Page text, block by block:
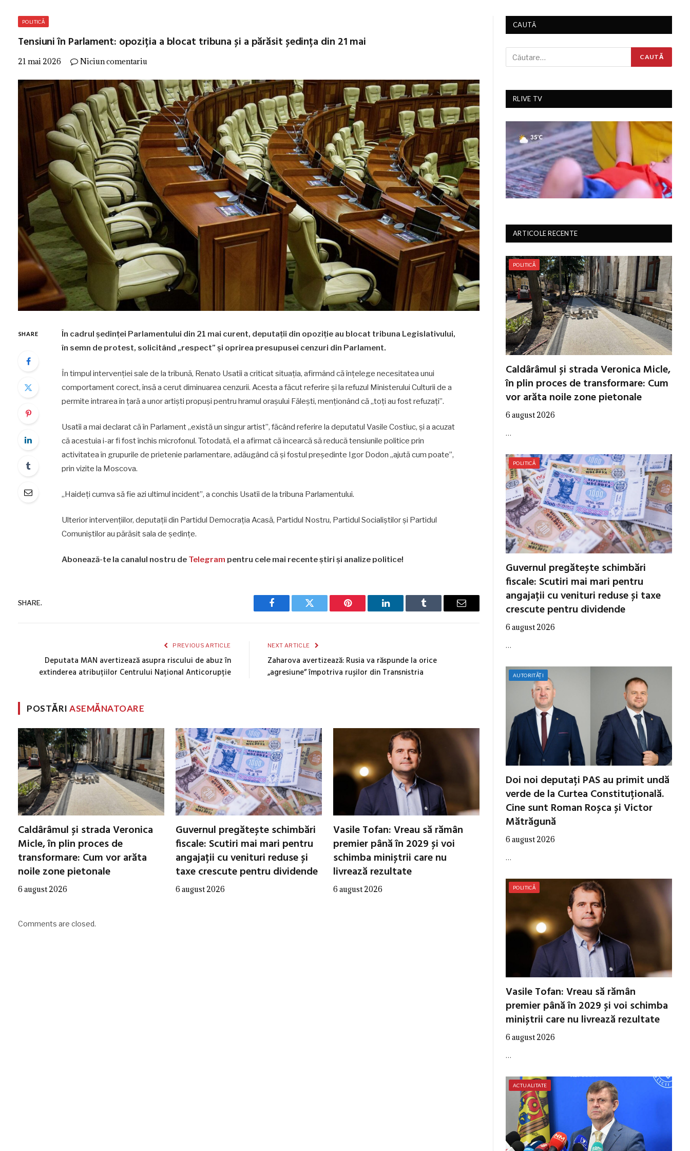
POLITICĂ
Tensiuni în Parlament: opoziția a blocat tribuna și a părăsit ședința din 21 mai
21 mai 2026 Niciun comentariu
SHARE
În cadrul ședinței Parlamentului din 21 mai curent, deputații din opoziție au blocat tribuna Legislativului,
în semn de protest, solicitând „respect” și oprirea presupusei cenzuri din Parlament.
În timpul intervenției sale de la tribună, Renato Usatîi a criticat situația, afirmând că înțelege necesitatea unui
comportament corect, însă a cerut diminuarea cenzurii. Acesta a făcut referire și la refuzul Ministerului Culturii de a
permite intrarea în țară a unor artiști propuși pentru hramul orașului Fălești, menționând că „toți au fost refuzați”.
Usatîi a mai declarat că în Parlament „există un singur artist”, făcând referire la deputatul Vasile Costiuc, și a acuzat
că acestuia i-ar fi fost închis microfonul. Totodată, el a afirmat că încearcă să reducă tensiunile politice prin
activitatea în grupurile de prietenie parlamentare, adăugând că și fostul președinte Igor Dodon „ajută cum poate”,
prin vizite la Moscova.
„Haideți cumva să fie azi ultimul incident”, a conchis Usatîi de la tribuna Parlamentului.
Ulterior intervențiilor, deputații din Partidul Democrația Acasă, Partidul Nostru, Partidul Socialiștilor și Partidul
Comuniștilor au părăsit sala de ședințe.
Abonează-te la canalul nostru de Telegram pentru cele mai recente știri și analize politice!
SHARE.
Facebook Twitter Pinterest LinkedIn Tumblr Email
PREVIOUS ARTICLE
Deputata MAN avertizează asupra riscului de abuz în
extinderea atribuțiilor Centrului Național Anticorupție
NEXT ARTICLE
Zaharova avertizează: Rusia va răspunde la orice
„agresiune” împotriva rușilor din Transnistria
POSTĂRIASEMĂNATOARE
Caldârâmul și strada Veronica
Micle, în plin proces de
transformare: Cum vor arăta
noile zone pietonale
6 august 2026
Guvernul pregătește schimbări
fiscale: Scutiri mai mari pentru
angajații cu venituri reduse și
taxe crescute pentru dividende
6 august 2026
Vasile Tofan: Vreau să rămân
premier până în 2029 și voi
schimba miniștrii care nu
livrează rezultate
6 august 2026
Comments are closed.
CAUTĂ
RLIVE TV
ARTICOLE RECENTE
POLITICĂ
Caldârâmul și strada Veronica Micle,
în plin proces de transformare: Cum
vor arăta noile zone pietonale
6 august 2026
…
POLITICĂ
Guvernul pregătește schimbări
fiscale: Scutiri mai mari pentru
angajații cu venituri reduse și taxe
crescute pentru dividende
6 august 2026
…
AUTORITĂȚI
Doi noi deputați PAS au primit undă
verde de la Curtea Constituțională.
Cine sunt Roman Roșca și Victor
Mătrăgună
6 august 2026
…
POLITICĂ
Vasile Tofan: Vreau să rămân
premier până în 2029 și voi schimba
miniștrii care nu livrează rezultate
6 august 2026
…
ACTUALITATE